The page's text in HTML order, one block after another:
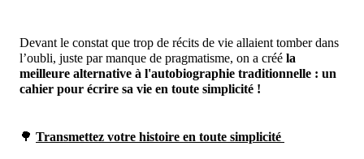
Devant le constat que trop de récits de vie allaient tomber dans
l’oubli, juste par manque de pragmatisme, on a créé la
meilleure alternative à l'autobiographie traditionnelle : un
cahier pour écrire sa vie en toute simplicité !
🌳 Transmettez votre histoire en toute simplicité